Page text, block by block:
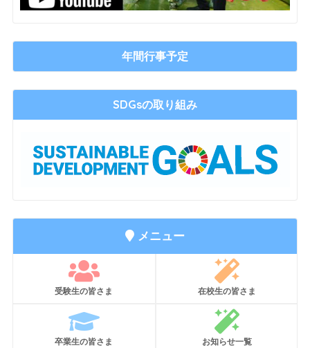
年間行事予定
SDGsの取り組み
メニュー
受験生の皆さま 在校生の皆さま
卒業生の皆さま お知らせ一覧